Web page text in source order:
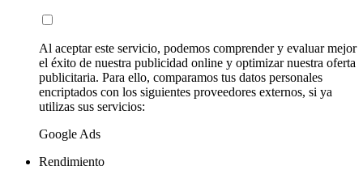
Al aceptar este servicio, podemos comprender y evaluar mejor
el éxito de nuestra publicidad online y optimizar nuestra oferta
publicitaria. Para ello, comparamos tus datos personales
encriptados con los siguientes proveedores externos, si ya
utilizas sus servicios:
Google Ads
Rendimiento